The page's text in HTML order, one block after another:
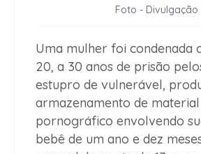
Foto - Divulgação
Uma mulher foi condenada
20, a 30 anos de prisão
estupro de vulnerável,
armazenamento de material
pornográfico envolvendo
bebê de um ano e dez